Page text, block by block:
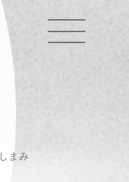
しまみ